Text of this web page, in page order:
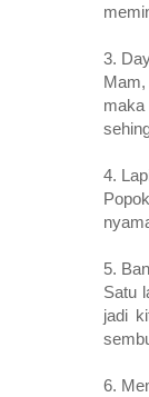
3.
maka
4.
5.
Satu
jadi
6.